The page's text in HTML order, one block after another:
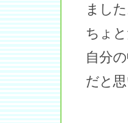
ました
ちょ
自分
だと思